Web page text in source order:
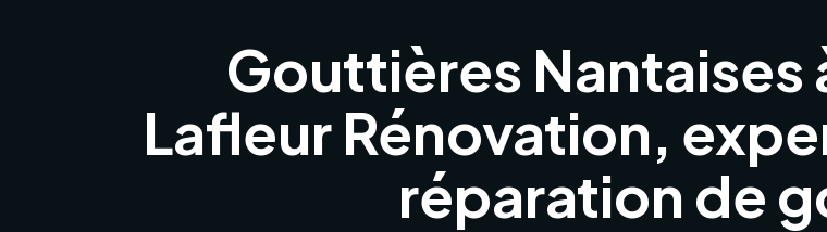
Gouttières Nantaises
Lafleur Rénovation,
réparation de